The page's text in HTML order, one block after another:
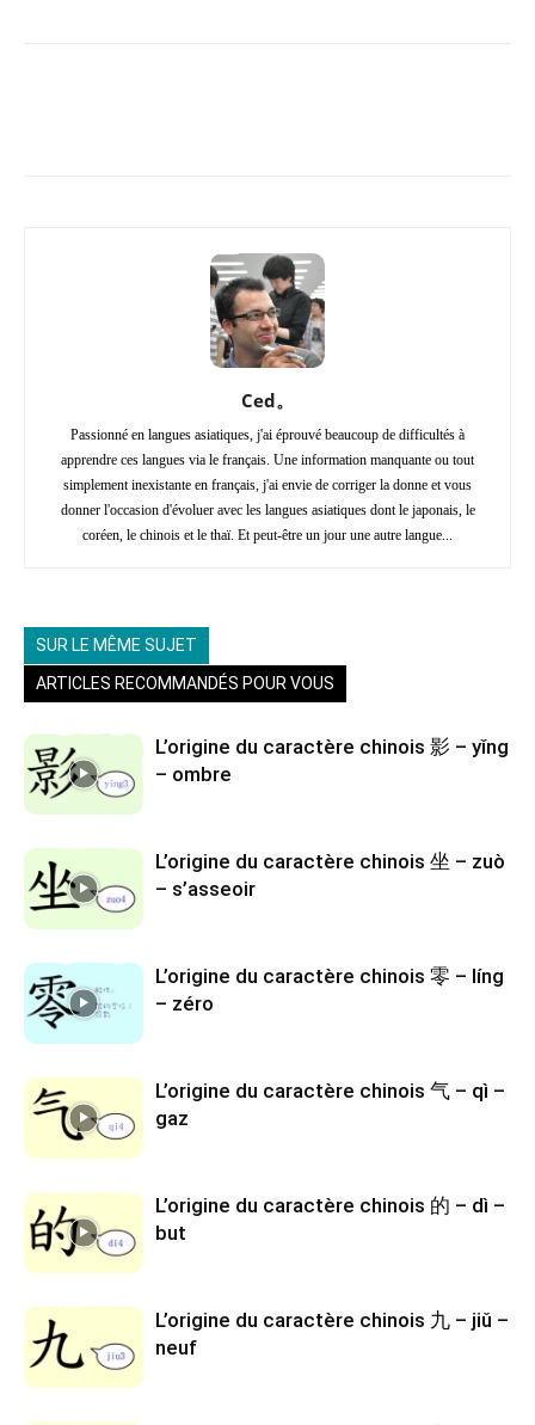
Ced。
Passionné en langues asiatiques, j'ai éprouvé beaucoup de difficultés à
apprendre ces langues via le français. Une information manquante ou tout
simplement inexistante en français, j'ai envie de corriger la donne et vous
donner l'occasion d'évoluer avec les langues asiatiques dont le japonais, le
coréen, le chinois et le thaï. Et peut-être un jour une autre langue...
SUR LE MÊME SUJET
ARTICLES RECOMMANDÉS POUR VOUS
L’origine du caractère chinois 影 – yǐng
– ombre
L’origine du caractère chinois 坐 – zuò
– s’asseoir
L’origine du caractère chinois 零 – líng
– zéro
L’origine du caractère chinois 气 – qì –
gaz
L’origine du caractère chinois 的 – dì –
but
L’origine du caractère chinois 九 – jiǔ –
neuf